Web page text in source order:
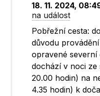
18. 11. 2024,
na událost
Pobřežní cesta:
důvodu
opravené severní
dochází v noci ze
20.00 hodin) na
4.35 hodin) k